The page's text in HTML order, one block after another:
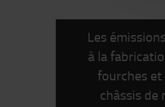
Les
à la
fourches et
châssis de